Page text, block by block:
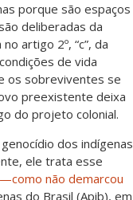
porque são espaços
deliberadas da
artigo 2º, “c”, da
de vida
os sobreviventes se
preexistente deixa
do projeto colonial.
dos indígenas
ele trata esse
não demarcou
do Brasil (Apib), em